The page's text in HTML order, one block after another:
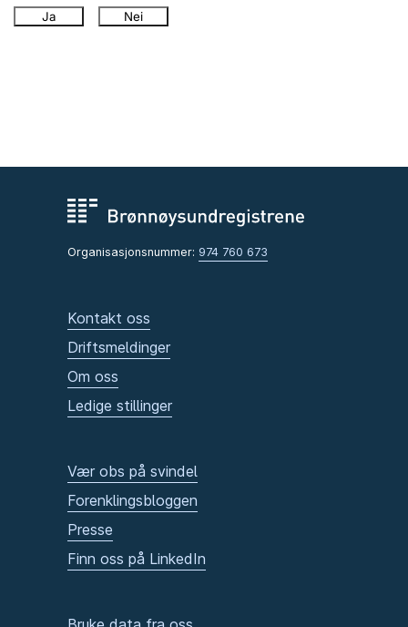
Ja Nei
Organisasjonsnummer: 974 760 673
Kontakt oss
Driftsmeldinger
Om oss
Ledige stillinger
Vær obs på svindel
Forenklingsbloggen
Presse
Finn oss på LinkedIn